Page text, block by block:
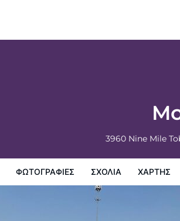
3960 Nine Mile
ΦΩΤΟΓΡΑΦΊΕΣ ΣΧΌΛΙΑ ΧΆΡΤΗΣ